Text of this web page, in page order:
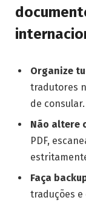
Organize
tradutores
de consular.
Não altere
PDF,
Faça
traduções